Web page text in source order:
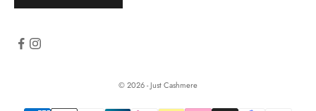
© 2026 - Just Cashmere